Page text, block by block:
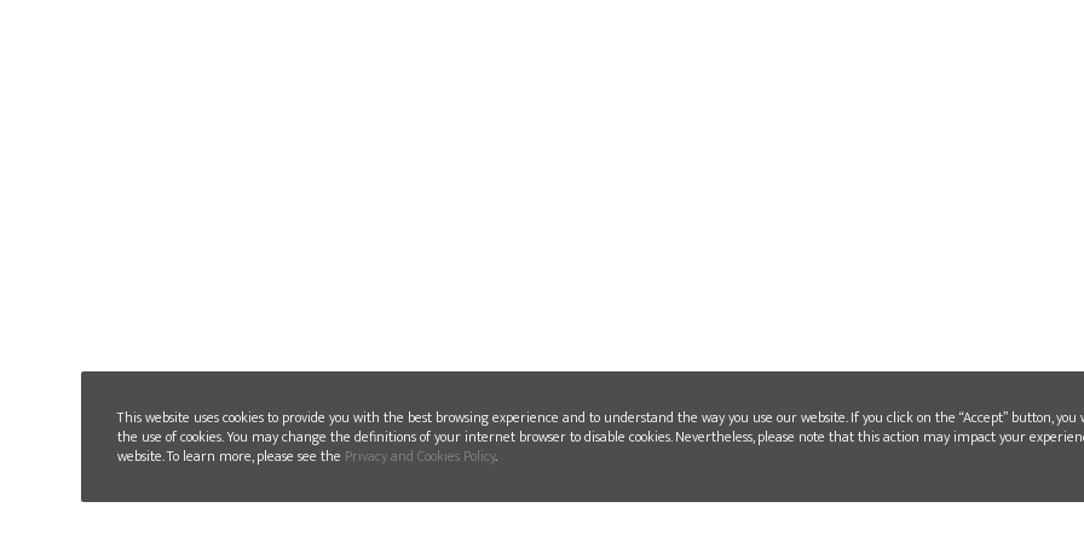
This website uses cookies to provide you with the best browsing experience and to understand the way you use our website. If you click on the “Accept” button, you
the use of cookies. You may change the definitions of your internet browser to disable cookies. Nevertheless, please note that this action may impact your
website. To learn more, please see the Privacy and Cookies Policy.